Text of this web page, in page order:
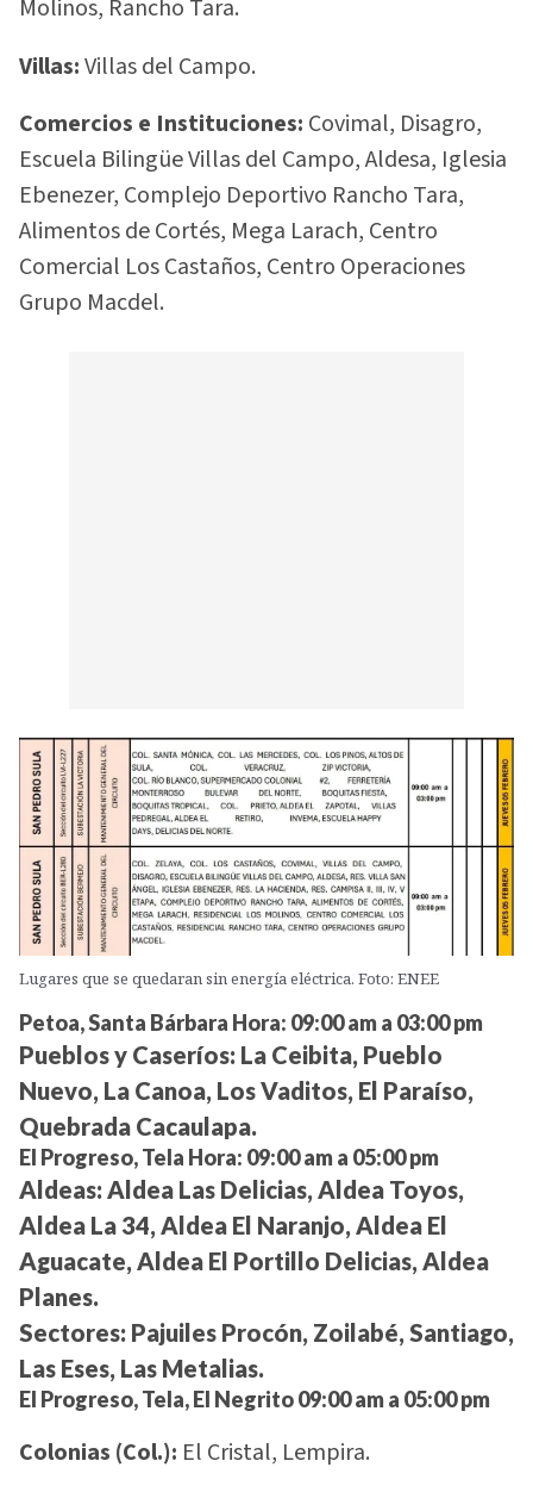
Molinos, Rancho Tara.
Villas:Villas del Campo.
Comercios e Instituciones: Covimal, Disagro,
Escuela Bilingüe Villas del Campo, Aldesa, Iglesia
Ebenezer, Complejo Deportivo Rancho Tara,
Alimentos de Cortés, Mega Larach, Centro
Comercial Los Castaños, Centro Operaciones
Grupo Macdel.
Lugares que se quedaran sin energía eléctrica. Foto: ENEE
Petoa, Santa Bárbara Hora: 09:00 am a 03:00 pm
Pueblos y Caseríos: La Ceibita, Pueblo
Nuevo, La Canoa, Los Vaditos, El Paraíso,
Quebrada Cacaulapa.
El Progreso, Tela Hora: 09:00 am a 05:00 pm
Aldeas: Aldea Las Delicias, Aldea Toyos,
Aldea La 34, Aldea El Naranjo, Aldea El
Aguacate, Aldea El Portillo Delicias, Aldea
Planes.
Sectores: Pajuiles Procón, Zoilabé, Santiago,
Las Eses, Las Metalias.
El Progreso, Tela, El Negrito 09:00 am a 05:00 pm
Colonias (Col.): El Cristal, Lempira.